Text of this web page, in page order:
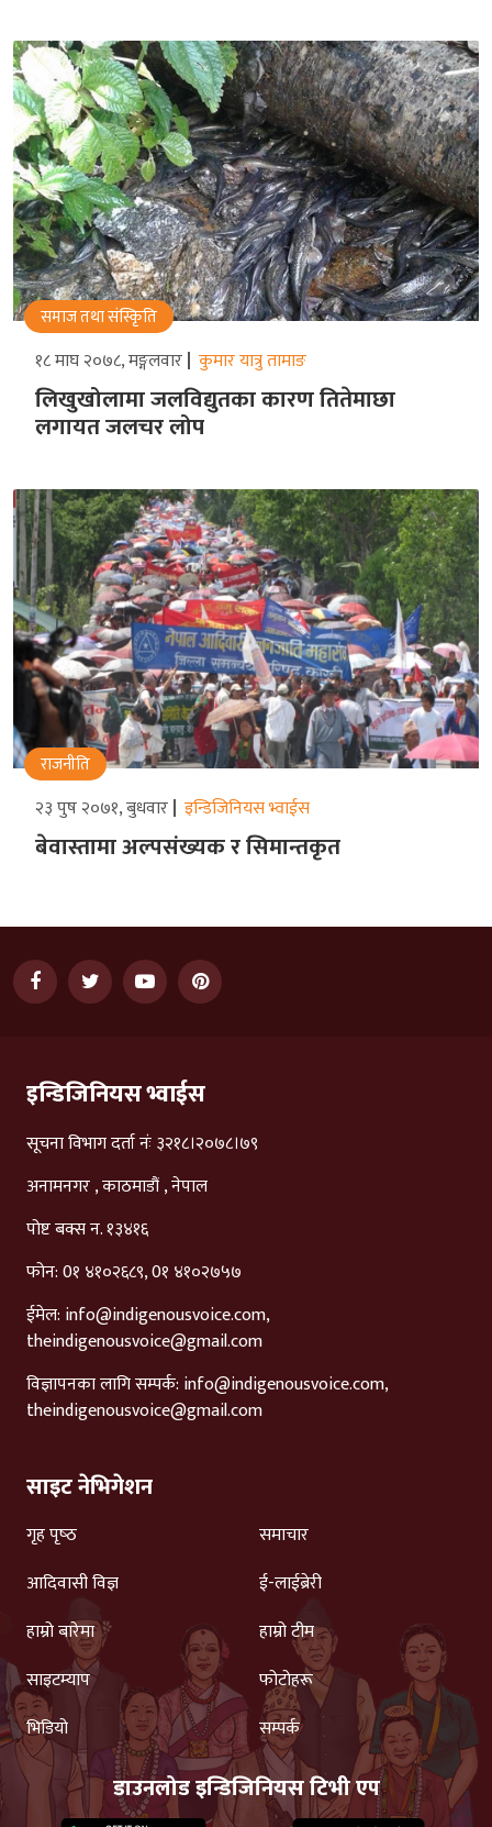
समाज तथा संस्किृति
१८ माघ २०७८, मङ्गलवार कुमार यात्रु तामाङ
लिखुखोलामा जलविद्युतका कारण तितेमाछा
लगायत जलचर लोप
राजनीति
२३ पुष २०७१, बुधवार इन्डिजिनियस भ्वाईस
बेवास्तामा अल्पसंख्यक र सिमान्तकृत
इन्डिजिनियस भ्वाईस
सूचना विभाग दर्ता नंः ३२१८।२०७८।७९
अनामनगर , काठमाडौं , नेपाल
पोष्ट बक्स न. १३४१६
फोन: 0१ ४१०२६८९, 0१ ४१०२७५७
ईमेल: info@indigenousvoice.com,
theindigenousvoice@gmail.com
विज्ञापनका लागि सम्पर्क: info@indigenousvoice.com,
theindigenousvoice@gmail.com
साइट नेभिगेशन
गृह पृष्‍ठ
समाचार
आदिवासी विज्ञ
ई-लाईब्रेरी
हाम्रो बारेमा
हाम्रो टीम
साइटम्याप
फोटोहरू
भिडियो
सम्पर्क
डाउनलोड इन्डिजिनियस टिभी एप